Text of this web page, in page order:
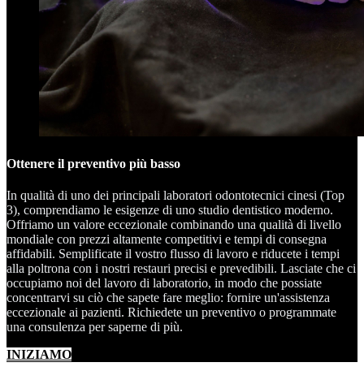
Ottenere il preventivo più basso
In qualità di uno dei principali laboratori odontotecnici cinesi (Top
3), comprendiamo le esigenze di uno studio dentistico moderno.
Offriamo un valore eccezionale combinando una qualità di livello
mondiale con prezzi altamente competitivi e tempi di consegna
affidabili. Semplificate il vostro flusso di lavoro e riducete i tempi
alla poltrona con i nostri restauri precisi e prevedibili. Lasciate che ci
occupiamo noi del lavoro di laboratorio, in modo che possiate
concentrarvi su ciò che sapete fare meglio: fornire un'assistenza
eccezionale ai pazienti. Richiedete un preventivo o programmate
una consulenza per saperne di più.
INIZIAMO